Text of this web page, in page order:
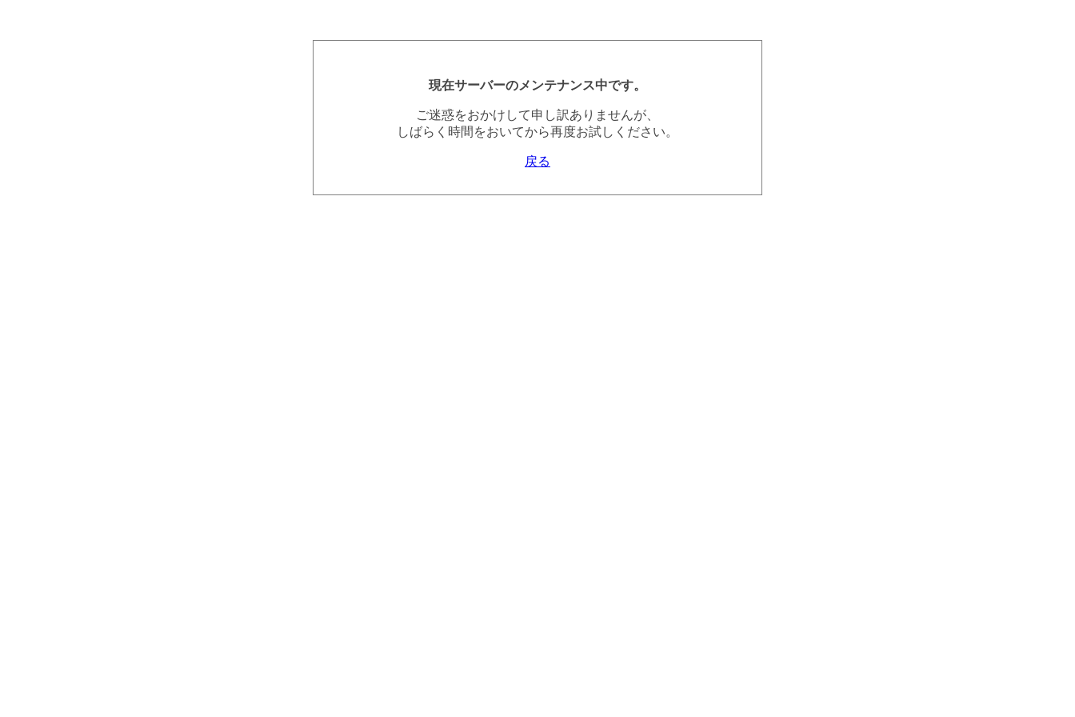
現在サーバーのメンテナンス中です。
ご迷惑をおかけして申し訳ありませんが、
しばらく時間をおいてから再度お試しください。
戻る